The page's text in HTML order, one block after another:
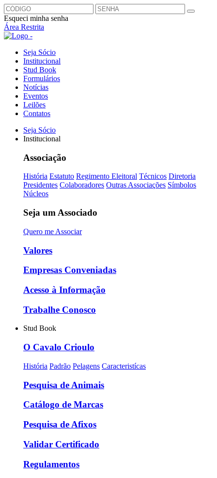
Esqueci minha senha
Área Restrita
Seja Sócio
Institucional
Stud Book
Formulários
Notícias
Eventos
Leilões
Contatos
Seja Sócio
Institucional
Associação
História Estatuto Regimento Eleitoral Técnicos Diretoria
Presidentes Colaboradores Outras Associações Símbolos
Núcleos
Seja um Associado
Quero me Associar
Valores
Empresas Conveniadas
Acesso à Informação
Trabalhe Conosco
Stud Book
O Cavalo Crioulo
História Padrão Pelagens Caracteristícas
Pesquisa de Animais
Catálogo de Marcas
Pesquisa de Afixos
Validar Certificado
Regulamentos